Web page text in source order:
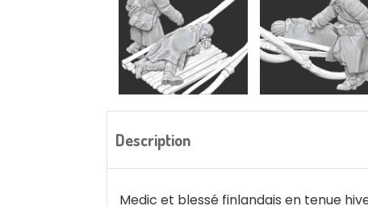
Description
Medic et blessé finlandais en tenue